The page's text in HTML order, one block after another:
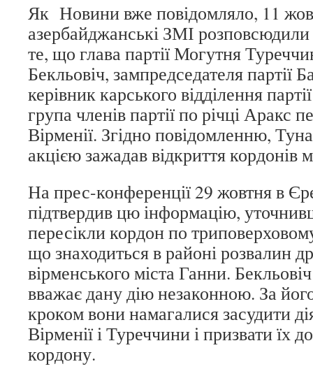
Як Новини вже повідомляло, 11
азербайджанські ЗМІ
те, що глава партії Могутня
Бекльовіч, зампредседателя партії
керівник карського відділення
група членів партії по річці Аракс
Вірменії. Згідно повідомленню,
акцією зажадав відкриття кордонів
На прес-конференції 29 жовтня в
підтвердив цю інформацію,
пересікли кордон по
що знаходиться в районі розвалин
вірменського міста Ганни.
вважає дану дію незаконною. За
кроком вони намагалися засудити
Вірменії і Туреччини і призвати їх
кордону.